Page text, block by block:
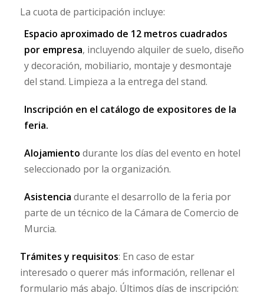
La cuota de participación incluye:
Espacio aproximado de 12 metros cuadrados
por empresa, incluyendo alquiler de suelo, diseño
y decoración, mobiliario, montaje y desmontaje
del stand. Limpieza a la entrega del stand.
Inscripción en el catálogo de expositores de la
feria.
Alojamiento durante los días del evento en hotel
seleccionado por la organización.
Asistencia durante el desarrollo de la feria por
parte de un técnico de la Cámara de Comercio de
Murcia.
Trámites y requisitos: En caso de estar
interesado o querer más información, rellenar el
formulario más abajo. Últimos días de inscripción: